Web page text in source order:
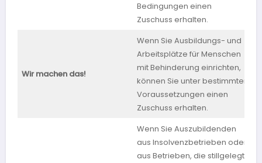
Bedingungen einen
Zuschuss erhalten.
Wir machen das!
Wenn Sie Ausbildungs- und
Arbeitsplätze für Menschen
mit Behinderung einrichten,
können Sie unter bestimmten
Voraussetzungen einen
Zuschuss erhalten.
Wenn Sie Auszubildenden
aus Insolvenzbetrieben oder
aus Betrieben, die stillgelegt